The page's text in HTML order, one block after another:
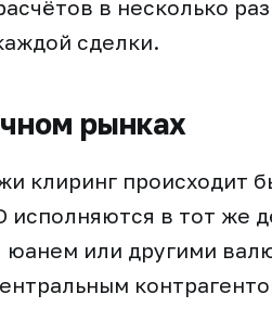
в несколько
сделки.
рынках
клиринг происходит
исполняются в тот же
или другими